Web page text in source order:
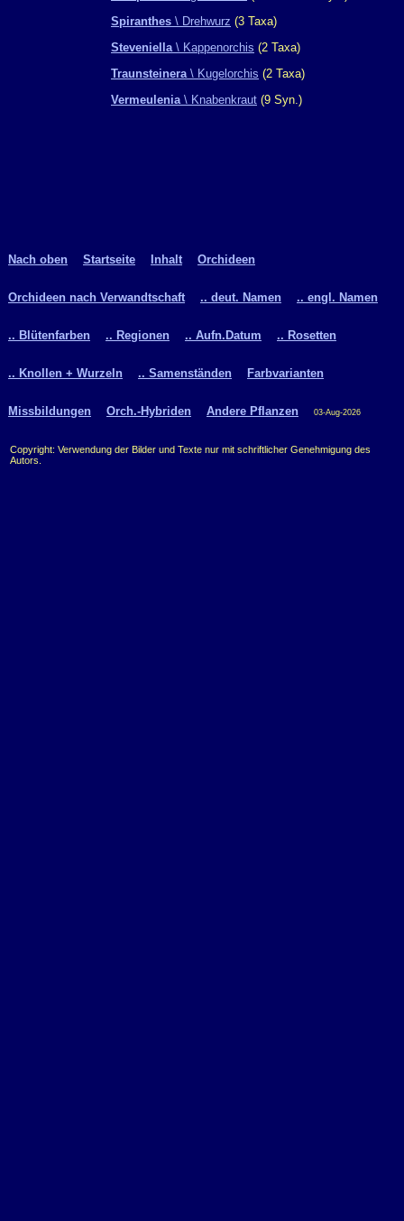
Spiranthes \ Drehwurz (3 Taxa)
Steveniella \ Kappenorchis (2 Taxa)
Traunsteinera \ Kugelorchis (2 Taxa)
Vermeulenia \ Knabenkraut (9 Syn.)
Nach oben Startseite Inhalt Orchideen
Orchideen nach Verwandtschaft .. deut. Namen .. engl. Namen
.. Blütenfarben .. Regionen .. Aufn.Datum .. Rosetten
.. Knollen + Wurzeln .. Samenständen Farbvarianten
Missbildungen Orch.-Hybriden Andere Pflanzen 03-Aug-2026
Copyright: Verwendung der Bilder und Texte nur mit schriftlicher Genehmigung des
Autors.